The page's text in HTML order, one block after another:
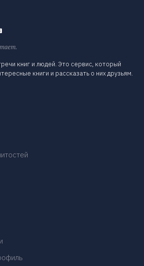
книг и людей. Это сервис, который
книги и рассказать о них друзьям.